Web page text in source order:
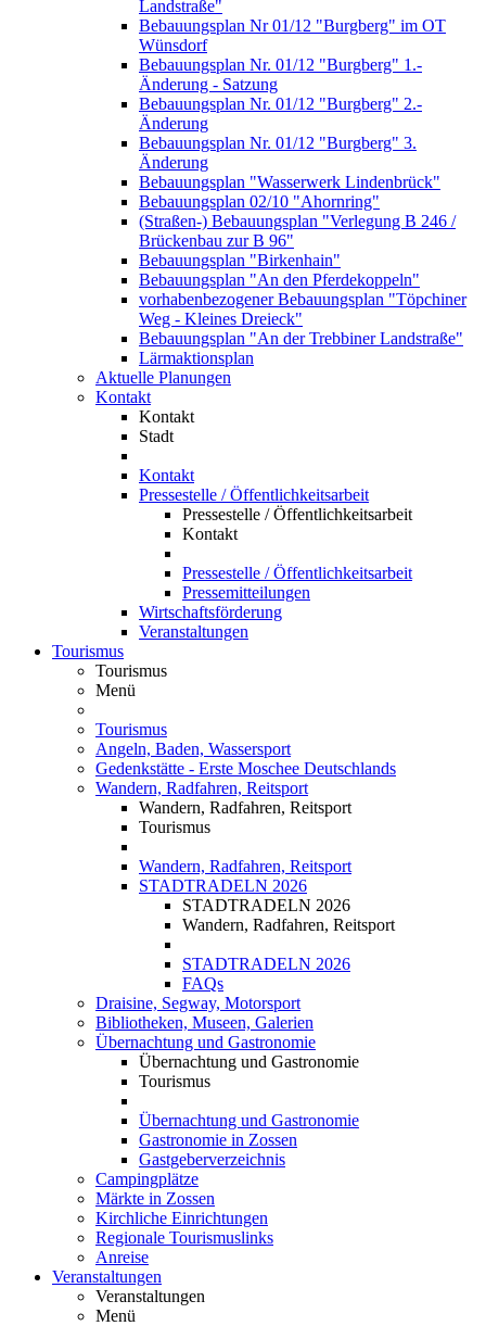
Landstraße"
Bebauungsplan Nr 01/12 "Burgberg" im OT
Wünsdorf
Bebauungsplan Nr. 01/12 "Burgberg" 1.-
Änderung - Satzung
Bebauungsplan Nr. 01/12 "Burgberg" 2.-
Änderung
Bebauungsplan Nr. 01/12 "Burgberg" 3.
Änderung
Bebauungsplan "Wasserwerk Lindenbrück"
Bebauungsplan 02/10 "Ahornring"
(Straßen-) Bebauungsplan "Verlegung B 246 /
Brückenbau zur B 96"
Bebauungsplan "Birkenhain"
Bebauungsplan "An den Pferdekoppeln"
vorhabenbezogener Bebauungsplan "Töpchiner
Weg - Kleines Dreieck"
Bebauungsplan "An der Trebbiner Landstraße"
Lärmaktionsplan
Aktuelle Planungen
Kontakt
Kontakt
Stadt
Kontakt
Pressestelle / Öffentlichkeitsarbeit
Pressestelle / Öffentlichkeitsarbeit
Kontakt
Pressestelle / Öffentlichkeitsarbeit
Pressemitteilungen
Wirtschaftsförderung
Veranstaltungen
Tourismus
Tourismus
Menü
Tourismus
Angeln, Baden, Wassersport
Gedenkstätte - Erste Moschee Deutschlands
Wandern, Radfahren, Reitsport
Wandern, Radfahren, Reitsport
Tourismus
Wandern, Radfahren, Reitsport
STADTRADELN 2026
STADTRADELN 2026
Wandern, Radfahren, Reitsport
STADTRADELN 2026
FAQs
Draisine, Segway, Motorsport
Bibliotheken, Museen, Galerien
Übernachtung und Gastronomie
Übernachtung und Gastronomie
Tourismus
Übernachtung und Gastronomie
Gastronomie in Zossen
Gastgeberverzeichnis
Campingplätze
Märkte in Zossen
Kirchliche Einrichtungen
Regionale Tourismuslinks
Anreise
Veranstaltungen
Veranstaltungen
Menü